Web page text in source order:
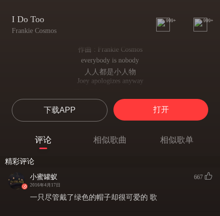
I Do Too
Frankie Cosmos
999+ 999+
作曲 : Frankie Cosmos
everybody is nobody
人人都是小人物
Joey apologizes anyway
when I stay still
当我静止不动时
I can still feel my body inside of my body
i am nodding inside of my body
因为他们都动起来啦
下载APP 打开
评论 相似歌曲 相似歌单
精彩评论
小蜜罐蚁
2016年4月17日
667
一只尽管戴了绿色的帽子却很可爱的 歌